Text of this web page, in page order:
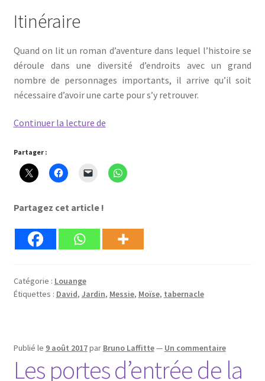
Itinéraire
Quand on lit un roman d’aventure dans lequel l’histoire se
déroule dans une diversité d’endroits avec un grand
nombre de personnages importants, il arrive qu’il soit
nécessaire d’avoir une carte pour s’y retrouver.
Continuer la lecture deItinéraire
rencontre
avec
la
Bible.
Partager :
Partagez cet article !
Catégorie : Louange
Étiquettes : David, Jardin, Messie, Moïse, tabernacle
Publié le 9 août 2017par Bruno Laffitte— Un commentaire
Les portes d’entrée de la